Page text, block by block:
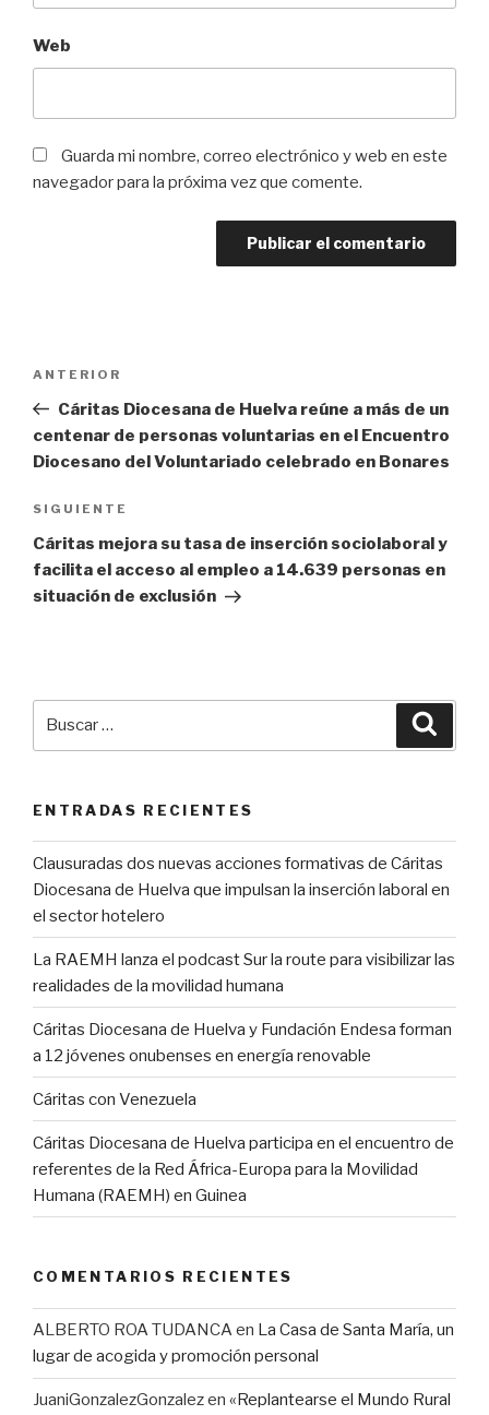
Web
Guarda mi nombre, correo electrónico y web en este
navegador para la próxima vez que comente.
entradas
Entrada
anterior:
ANTERIOR
Cáritas Diocesana de Huelva reúne a más de un
centenar de personas voluntarias en el Encuentro
Diocesano del Voluntariado celebrado en Bonares
Siguiente
entrada
SIGUIENTE
Cáritas mejora su tasa de inserción sociolaboral y
facilita el acceso al empleo a 14.639 personas en
situación de exclusión
ENTRADAS RECIENTES
Clausuradas dos nuevas acciones formativas de Cáritas
Diocesana de Huelva que impulsan la inserción laboral en
el sector hotelero
La RAEMH lanza el podcast Sur la route para visibilizar las
realidades de la movilidad humana
Cáritas Diocesana de Huelva y Fundación Endesa forman
a 12 jóvenes onubenses en energía renovable
Cáritas con Venezuela
Cáritas Diocesana de Huelva participa en el encuentro de
referentes de la Red África-Europa para la Movilidad
Humana (RAEMH) en Guinea
COMENTARIOS RECIENTES
ALBERTO ROA TUDANCAen La Casa de Santa María, un
lugar de acogida y promoción personal
JuaniGonzalezGonzalezen «Replantearse el Mundo Rural